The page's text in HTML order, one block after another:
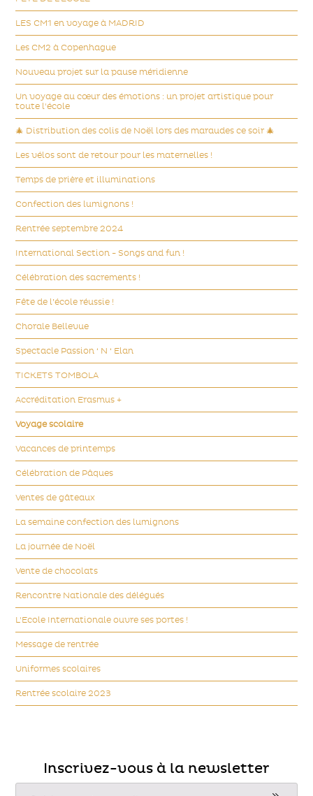
LES CM1 en voyage à MADRID
Les CM2 à Copenhague
Nouveau projet sur la pause méridienne
Un voyage au cœur des émotions : un projet artistique pour
toute l'école
🎄 Distribution des colis de Noël lors des maraudes ce soir 🎄
Les vélos sont de retour pour les maternelles !
Temps de prière et illuminations
Confection des lumignons !
Rentrée septembre 2024
International Section - Songs and fun !
Célébration des sacrements !
Fête de l’école réussie !
Chorale Bellevue
Spectacle Passion ‘ N ‘ Elan
TICKETS TOMBOLA
Accréditation Erasmus +
Voyage scolaire
Vacances de printemps
Célébration de Pâques
Ventes de gâteaux
La semaine confection des lumignons
La journée de Noël
Vente de chocolats
Rencontre Nationale des délégués
L'Ecole Internationale ouvre ses portes !
Message de rentrée
Uniformes scolaires
Rentrée scolaire 2023
Inscrivez-vous à la newsletter